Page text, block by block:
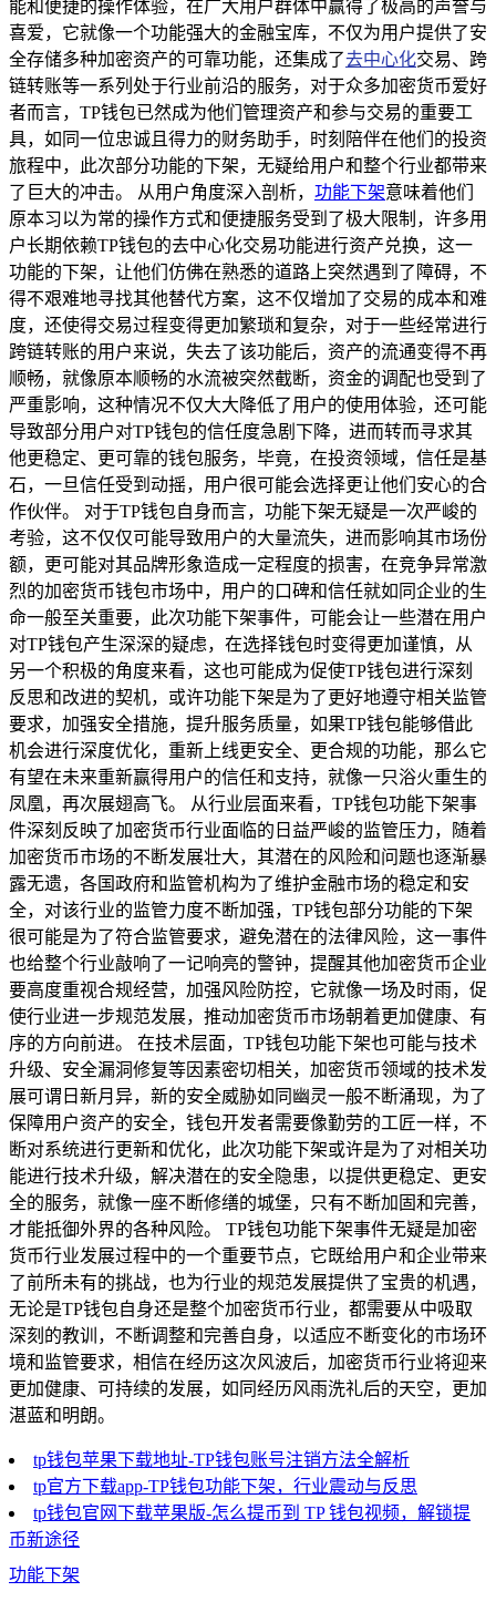
能和便捷的操作体验，在广大用户群体中赢得了极高的声誉与
喜爱，它就像一个功能强大的金融宝库，不仅为用户提供了安
全存储多种加密资产的可靠功能，还集成了去中心化交易、跨
链转账等一系列处于行业前沿的服务，对于众多加密货币爱好
者而言，TP钱包已然成为他们管理资产和参与交易的重要工
具，如同一位忠诚且得力的财务助手，时刻陪伴在他们的投资
旅程中，此次部分功能的下架，无疑给用户和整个行业都带来
了巨大的冲击。 从用户角度深入剖析， 功能下架意味着他们
原本习以为常的操作方式和便捷服务受到了极大限制，许多用
户长期依赖TP钱包的去中心化交易功能进行资产兑换，这一
功能的下架，让他们仿佛在熟悉的道路上突然遇到了障碍，不
得不艰难地寻找其他替代方案，这不仅增加了交易的成本和难
度，还使得交易过程变得更加繁琐和复杂，对于一些经常进行
跨链转账的用户来说，失去了该功能后，资产的流通变得不再
顺畅，就像原本顺畅的水流被突然截断，资金的调配也受到了
严重影响，这种情况不仅大大降低了用户的使用体验，还可能
导致部分用户对TP钱包的信任度急剧下降，进而转而寻求其
他更稳定、更可靠的钱包服务，毕竟，在投资领域，信任是基
石，一旦信任受到动摇，用户很可能会选择更让他们安心的合
作伙伴。 对于TP钱包自身而言，功能下架无疑是一次严峻的
考验，这不仅仅可能导致用户的大量流失，进而影响其市场份
额，更可能对其品牌形象造成一定程度的损害，在竞争异常激
烈的加密货币钱包市场中，用户的口碑和信任就如同企业的生
命一般至关重要，此次功能下架事件，可能会让一些潜在用户
对TP钱包产生深深的疑虑，在选择钱包时变得更加谨慎，从
另一个积极的角度来看，这也可能成为促使TP钱包进行深刻
反思和改进的契机，或许功能下架是为了更好地遵守相关监管
要求，加强安全措施，提升服务质量，如果TP钱包能够借此
机会进行深度优化，重新上线更安全、更合规的功能，那么它
有望在未来重新赢得用户的信任和支持，就像一只浴火重生的
凤凰，再次展翅高飞。 从行业层面来看，TP钱包功能下架事
件深刻反映了加密货币行业面临的日益严峻的监管压力，随着
加密货币市场的不断发展壮大，其潜在的风险和问题也逐渐暴
露无遗，各国政府和监管机构为了维护金融市场的稳定和安
全，对该行业的监管力度不断加强，TP钱包部分功能的下架
很可能是为了符合监管要求，避免潜在的法律风险，这一事件
也给整个行业敲响了一记响亮的警钟，提醒其他加密货币企业
要高度重视合规经营，加强风险防控，它就像一场及时雨，促
使行业进一步规范发展，推动加密货币市场朝着更加健康、有
序的方向前进。 在技术层面，TP钱包功能下架也可能与技术
升级、安全漏洞修复等因素密切相关，加密货币领域的技术发
展可谓日新月异，新的安全威胁如同幽灵一般不断涌现，为了
保障用户资产的安全，钱包开发者需要像勤劳的工匠一样，不
断对系统进行更新和优化，此次功能下架或许是为了对相关功
能进行技术升级，解决潜在的安全隐患，以提供更稳定、更安
全的服务，就像一座不断修缮的城堡，只有不断加固和完善，
才能抵御外界的各种风险。 TP钱包功能下架事件无疑是加密
货币行业发展过程中的一个重要节点，它既给用户和企业带来
了前所未有的挑战，也为行业的规范发展提供了宝贵的机遇，
无论是TP钱包自身还是整个加密货币行业，都需要从中吸取
深刻的教训，不断调整和完善自身，以适应不断变化的市场环
境和监管要求，相信在经历这次风波后，加密货币行业将迎来
更加健康、可持续的发展，如同经历风雨洗礼后的天空，更加
湛蓝和明朗。
tp钱包苹果下载地址-TP钱包账号注销方法全解析
tp官方下载app-TP钱包功能下架，行业震动与反思
tp钱包官网下载苹果版-怎么提币到 TP 钱包视频，解锁提
币新途径
功能下架